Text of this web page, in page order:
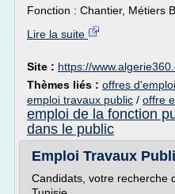
Fonction : Chantier, Métiers
Lire la suite
Site : https://
Thèmes liés : offres
emploi travaux public / offre
emploi de la fonction
dans le public
Emploi Travaux
Candidats, votre recherche